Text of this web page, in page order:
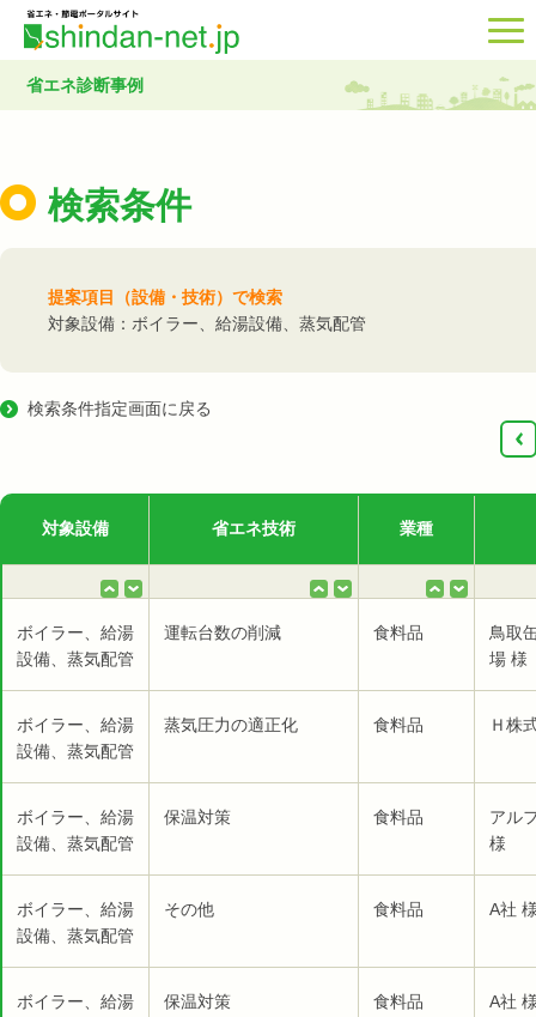
省エネ診断事例
検索条件
提案項目（設備・技術）で検索
対象設備：ボイラー、給湯設備、蒸気配管
検索条件指定画面に戻る
‹
対象設備 省エネ技術 業種
ボイラー、給湯
設備、蒸気配管
運転台数の削減 食料品
鳥取
場 様
ボイラー、給湯
設備、蒸気配管
蒸気圧力の適正化 食料品 Ｈ株
ボイラー、給湯
設備、蒸気配管
保温対策 食料品
アル
様
ボイラー、給湯
設備、蒸気配管
その他 食料品 A社
ボイラー、給湯
保温対策 食料品 A社